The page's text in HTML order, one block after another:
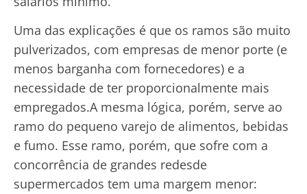
Uma das explicações é que os ramos são muito
pulverizados, com empresas de menor porte (e
menos barganha com fornecedores) e a
necessidade de ter proporcionalmente mais
empregados.A mesma lógica, porém, serve ao
ramo do pequeno varejo de alimentos, bebidas
e fumo. Esse ramo, porém, que sofre com a
concorrência de grandes redesde
supermercados tem uma margem menor: